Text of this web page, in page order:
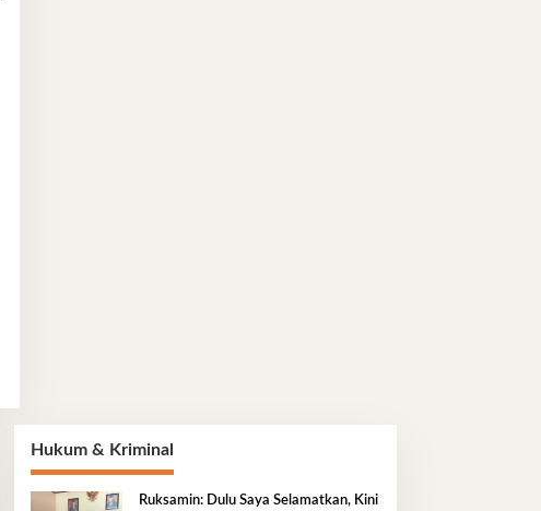
Hukum & Kriminal
Ruksamin: Dulu Saya Selamatkan, Kini